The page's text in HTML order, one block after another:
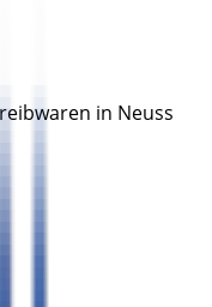
in Neuss